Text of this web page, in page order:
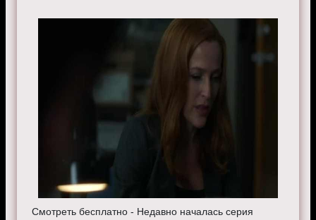
Смотреть бесплатно - Недавно началась серия